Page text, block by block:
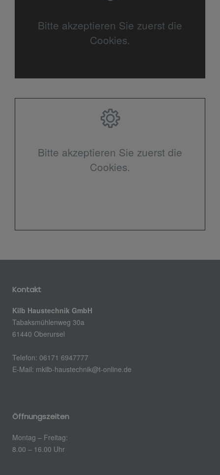
Bitte akzeptieren Sie zuerst die
Cookies.
Bitte akzeptieren Sie zuerst die
Cookies.
Kontakt
Kilb Haustechnik GmbH
Tabaksmühlenweg 30a
61440 Oberursel
Telefon: 06171 6947777
E-Mail: mkilb-haustechnik@t-online.de
Öffnungszeiten
Montag – Freitag:
8.00 – 16.00 Uhr